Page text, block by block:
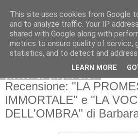
giovedì 19 giugno 2014
Recensione: "LA
IMMORTALE" e "LA
DELL'OMBRA" di
This site uses cookies from Google
and to analyze traffic. Your IP
shared with Google along with
metrics to ensure quality of service,
statistics, and to detect and address
LEARN MORE